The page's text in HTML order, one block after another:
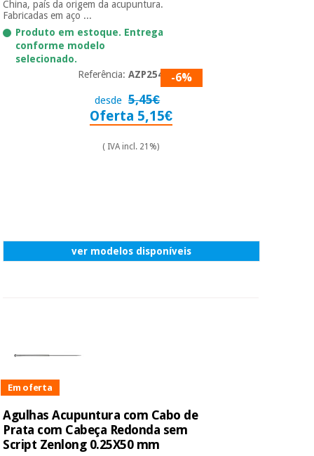
China, país da origem da acupuntura.
Fabricadas em aço ...
Produto em estoque. Entrega
conforme modelo
selecionado.
Referência:AZP2540 -6%
desde 5,45€
Oferta 5,15€
( IVA incl. 21%)
ver modelos disponíveis
Em oferta
Agulhas Acupuntura com Cabo de
Prata com Cabeça Redonda sem
Script Zenlong 0.25X50 mm